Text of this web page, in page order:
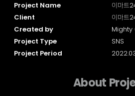
Project Name
이마트
Client
이마트
Created by
Mighty
Project Type
SNS
Project Period
About